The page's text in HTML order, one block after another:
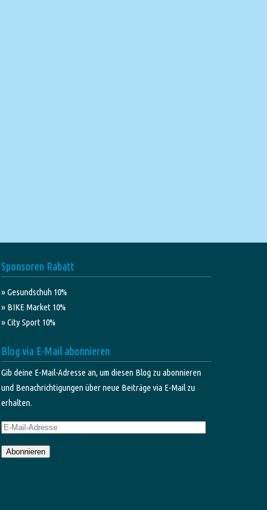
Sponsoren Rabatt
» Gesundschuh 10%
» BIKE Market 10%
» City Sport 10%
Blog via E-Mail abonnieren
Gib deine E-Mail-Adresse an, um diesen Blog zu abonnieren
und Benachrichtigungen über neue Beiträge via E-Mail zu
erhalten.
E-
Adresse
Abonnieren